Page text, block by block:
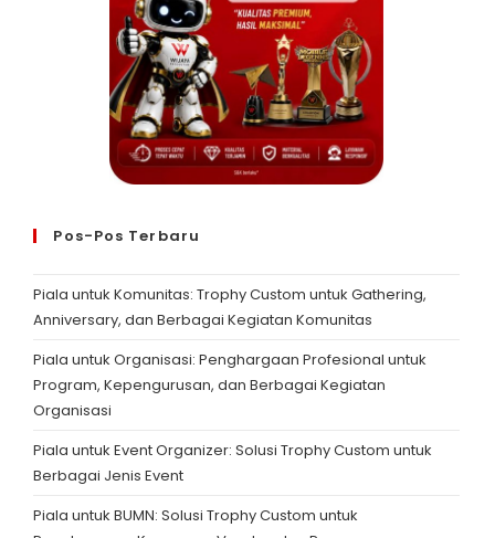
Pos-Pos Terbaru
Piala untuk Komunitas: Trophy Custom untuk Gathering,
Anniversary, dan Berbagai Kegiatan Komunitas
Piala untuk Organisasi: Penghargaan Profesional untuk
Program, Kepengurusan, dan Berbagai Kegiatan
Organisasi
Piala untuk Event Organizer: Solusi Trophy Custom untuk
Berbagai Jenis Event
Piala untuk BUMN: Solusi Trophy Custom untuk